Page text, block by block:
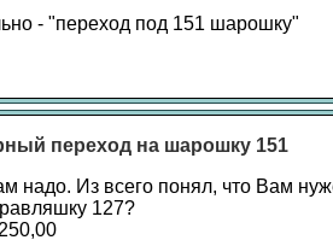
- "переход под 151 шарошку"
переход на шарошку 151
надо. Из всего понял, что Вам
127?